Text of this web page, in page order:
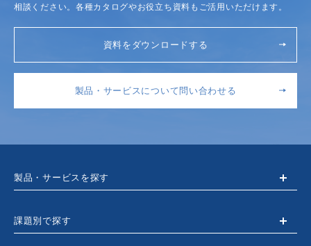
相談ください。各種カタログやお役立ち資料もご活用いただけます。
資料をダウンロードする
製品・サービスについて問い合わせる
製品・サービスを探す
課題別で探す